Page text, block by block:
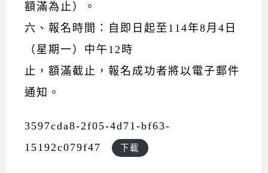
額滿為止）。
六、報名時間：自即日起至114年8月4日
（星期一）中午12時
止，額滿截止，報名成功者將以電子郵件
通知。
3597cda8-2f05-4d71-bf63-
15192c079f47
下載